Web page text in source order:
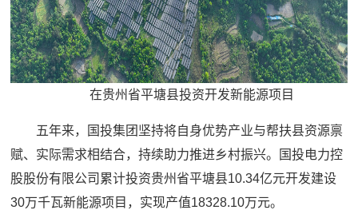
在贵州省平塘县投资开发新能源项目
五年来，国投集团坚持将自身优势产业与帮扶县资源禀
赋、实际需求相结合，持续助力推进乡村振兴。国投电力控
股股份有限公司累计投资贵州省平塘县10.34亿元开发建设
30万千瓦新能源项目，实现产值18328.10万元。